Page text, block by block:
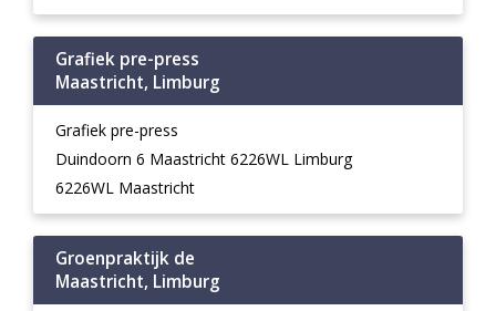
Grafiek pre-press
Maastricht, Limburg
Grafiek pre-press
Duindoorn 6 Maastricht 6226WL Limburg
6226WL Maastricht
Groenpraktijk de
Maastricht, Limburg